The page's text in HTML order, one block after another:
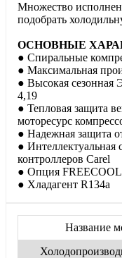
Множество
подобрать
ОСНОВНЫЕ
● Спиральные
● Максимальная
● Высокая сезонная
4,19
● Тепловая защита
моторесурс
● Надежная защита
● Интеллектуальная
контроллеров Carel
● Опция
● Хладагент R134a
Название